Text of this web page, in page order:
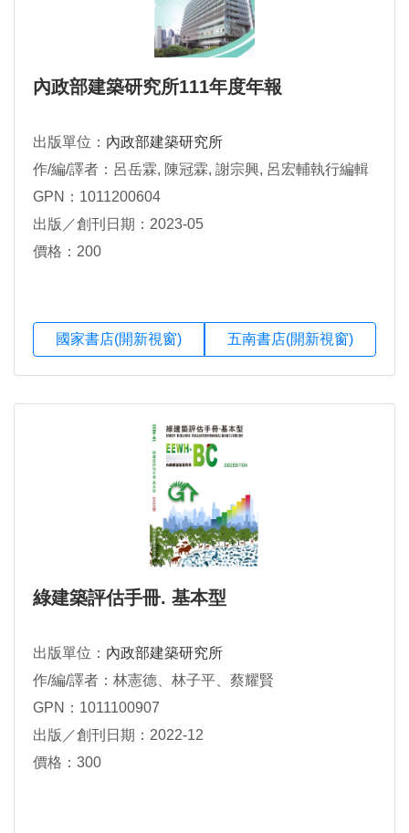
內政部建築研究所111年度年報
出版單位： 內政部建築研究所
作/編/譯者：呂岳霖, 陳冠霖, 謝宗興, 呂宏輔執行編輯
GPN：1011200604
出版／創刊日期：2023-05
價格：200
國家書店(開新視窗) 五南書店(開新視窗)
綠建築評估手冊. 基本型
出版單位： 內政部建築研究所
作/編/譯者：林憲德、林子平、蔡耀賢
GPN：1011100907
出版／創刊日期：2022-12
價格：300